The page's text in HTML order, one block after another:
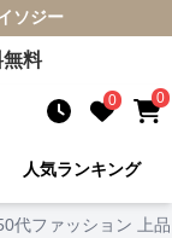
ソジー
無料
0 0
人気ランキング
代ファッション 上